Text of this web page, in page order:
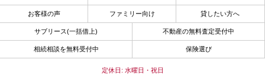
お客様の声 ファミリー向け 貸したい方へ
サブリース(一括借上) 不動産の無料査定受付中
相続相談を無料受付中 保険選び
定休日: 水曜日・祝日